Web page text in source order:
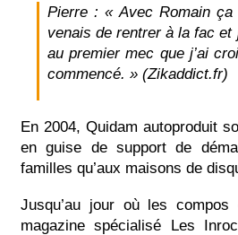
Pierre : « Avec Romain ça
venais de rentrer à la fac et
au premier mec que j’ai
commencé. » (Zikaddict.fr)
En 2004, Quidam autoproduit
en guise de support de
familles qu’aux maisons de
Jusqu’au jour où les
magazine spécialisé Les